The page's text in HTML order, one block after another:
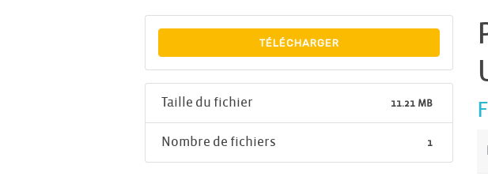
TÉLÉCHARGER
Taille du fichier 11.21 MB
Nombre de fichiers 1